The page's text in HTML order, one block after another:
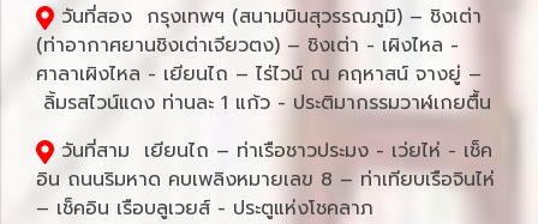
วันที่สอง กรุงเทพฯ (สนามบินสุวรรณภูมิ) – ชิงเต่า
(ท่าอากาศยานชิงเต่าเจียวตง) – ชิงเต่า - เผิงไหล -
ศาลาเผิงไหล - เยียนไถ – ไร่ไวน์ ณ คฤหาสน์ จางยู่ –
ลิ้มรสไวน์แดง ท่านละ 1 แก้ว - ประติมากรรมวาฬเกยตื้น
วันที่สาม เยียนไถ – ท่าเรือชาวประมง - เว่ยไห่ - เช็ค
อิน ถนนริมหาด คบเพลิงหมายเลข 8 – ท่าเทียบเรือจินไห่
– เช็คอิน เรือบลูเวยส์ - ประตูแห่งโชคลาภ